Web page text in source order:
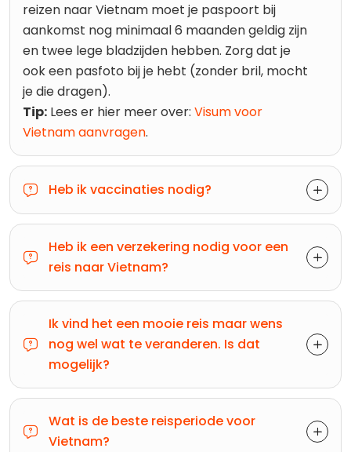
reizen naar Vietnam moet je paspoort bij
aankomst nog minimaal 6 maanden geldig zijn
en twee lege bladzijden hebben. Zorg dat je
ook een pasfoto bij je hebt (zonder bril, mocht
je die dragen).
Tip: Lees er hier meer over: Visum voor
Vietnam aanvragen.
Heb ik vaccinaties nodig?
Heb ik een verzekering nodig voor een
reis naar Vietnam?
Ik vind het een mooie reis maar wens
nog wel wat te veranderen. Is dat
mogelijk?
Wat is de beste reisperiode voor
Vietnam?